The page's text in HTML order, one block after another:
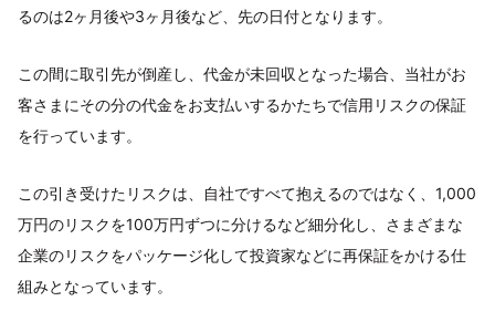
るのは2ヶ月後や3ヶ月後など、先の日付となります。
この間に取引先が倒産し、代金が未回収となった場合、当社がお
客さまにその分の代金をお支払いするかたちで信用リスクの保証
を行っています。
この引き受けたリスクは、自社ですべて抱えるのではなく、1,000
万円のリスクを100万円ずつに分けるなど細分化し、さまざまな
企業のリスクをパッケージ化して投資家などに再保証をかける仕
組みとなっています。